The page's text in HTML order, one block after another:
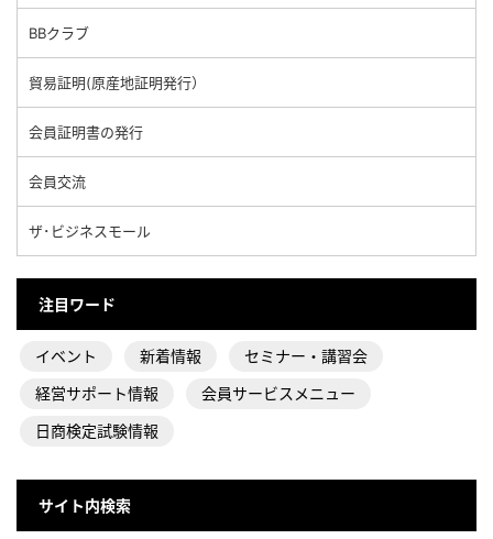
BBクラブ
貿易証明(原産地証明発行）
会員証明書の発行
会員交流
ザ･ビジネスモール
注目ワード
イベント 新着情報
セミナー・講習会
経営サポート情報
会員サービスメニュー
日商検定試験情報
サイト内検索